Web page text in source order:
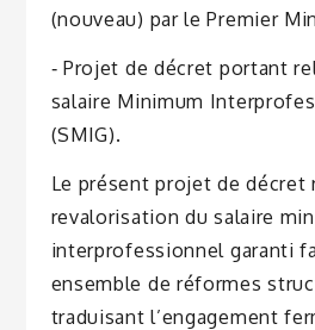
(nouveau) par le Premier
‐ Projet de décret portant
salaire Minimum
(SMIG).
Le présent projet de décret
revalorisation du salaire
interprofessionnel garanti
ensemble de réformes
traduisant l’engagement